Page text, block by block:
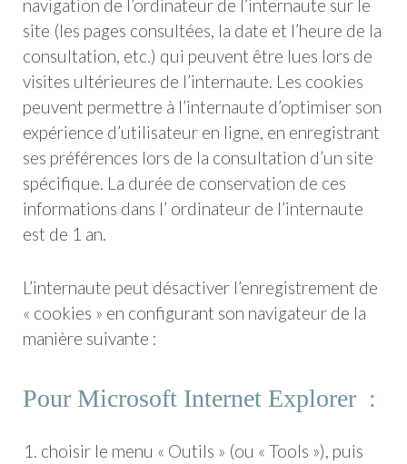
navigation de l’ordinateur de l’internaute sur le
site (les pages consultées, la date et l’heure de la
consultation, etc.) qui peuvent être lues lors de
visites ultérieures de l’internaute. Les cookies
peuvent permettre à l’internaute d’optimiser son
expérience d’utilisateur en ligne, en enregistrant
ses préférences lors de la consultation d’un site
spécifique. La durée de conservation de ces
informations dans l’ ordinateur de l’internaute
est de 1 an.
L’internaute peut désactiver l’enregistrement de
« cookies » en configurant son navigateur de la
manière suivante :
Pour Microsoft Internet Explorer :
choisir le menu « Outils » (ou « Tools »), puis